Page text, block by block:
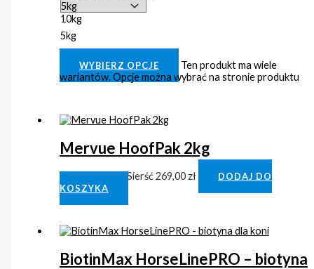
10kg
5kg
Clear
WYBIERZ OPCJE
Ten produkt ma wiele
wariantów. Opcje można wybrać na stronie produktu
Mervue HoofPak 2kg
Kopyta/Skóra/Sierść269,00 zł
DODAJ DO
KOSZYKA
BiotinMax HorseLinePRO – biotyna